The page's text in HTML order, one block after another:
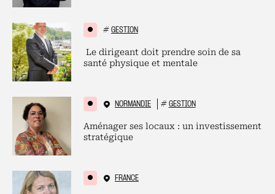
# GESTION
Le dirigeant doit prendre soin de sa
santé physique et mentale
NORMANDIE # GESTION
Aménager ses locaux : un investissement
stratégique
FRANCE